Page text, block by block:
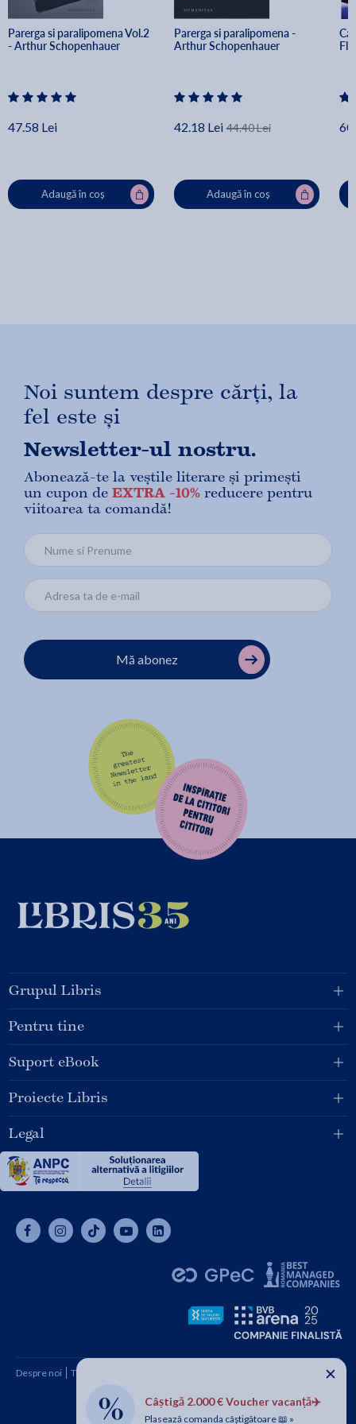
Câștigă 2.000 € Voucher vacanță✈️
Plasează comanda câștigătoare 📖 »
✕
Parerga si paralipomena Vol.2
- Arthur Schopenhauer
47.58 Lei
Adaugă în coș
Parerga si paralipomena -
Arthur Schopenhauer
42.18 Lei 44.40 Lei
Adaugă în coș
Noi suntem despre cărți, la
fel este și
Newsletter-ul nostru.
Abonează-te la veștile literare și primești
un cupon de EXTRA -10% reducere pentru
viitoarea ta comandă!
Mă abonez
Grupul Libris
Pentru tine
Suport eBook
Proiecte Libris
Legal
Despre noi Termeni și condiții
Copyright © 2026 SC Libris SRL, CUI: RO1094992, Reg. Com.